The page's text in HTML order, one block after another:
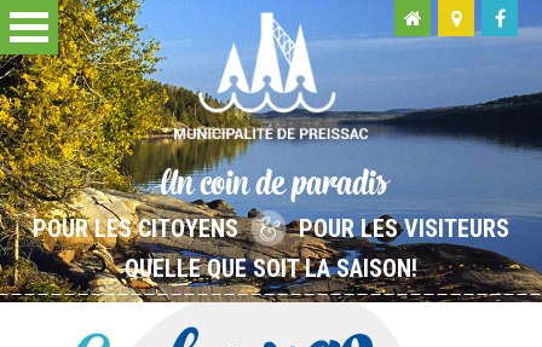
Un coin de paradis
POUR LES CITOYENS
POUR LES VISITEURS
QUELLE QUE SOIT LA SAISON!